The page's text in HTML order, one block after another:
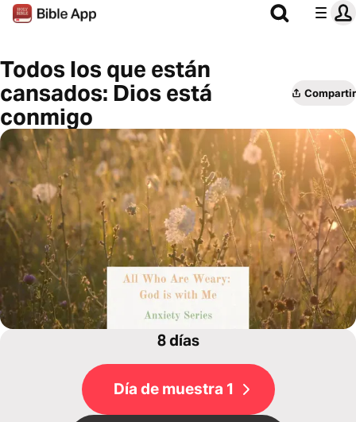
Todos los que están
cansados: Dios está
conmigo
Compartir
8 días
Día de muestra 1